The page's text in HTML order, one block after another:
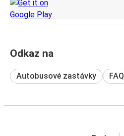
Odkaz na
Autobusové zastávky FAQ